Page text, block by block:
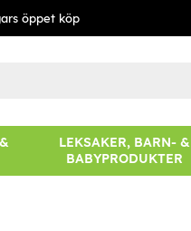
öppet köp
LEKSAKER, BARN- &
BABYPRODUKTER